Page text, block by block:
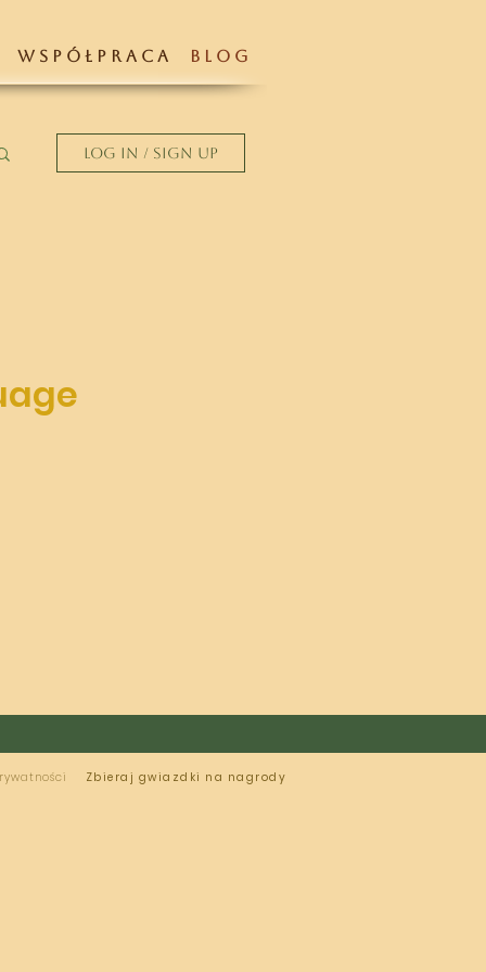
W S P Ó Ł P R A C A B L O G
Log in / Sign up
Zbieraj gwiazdki na nagrody